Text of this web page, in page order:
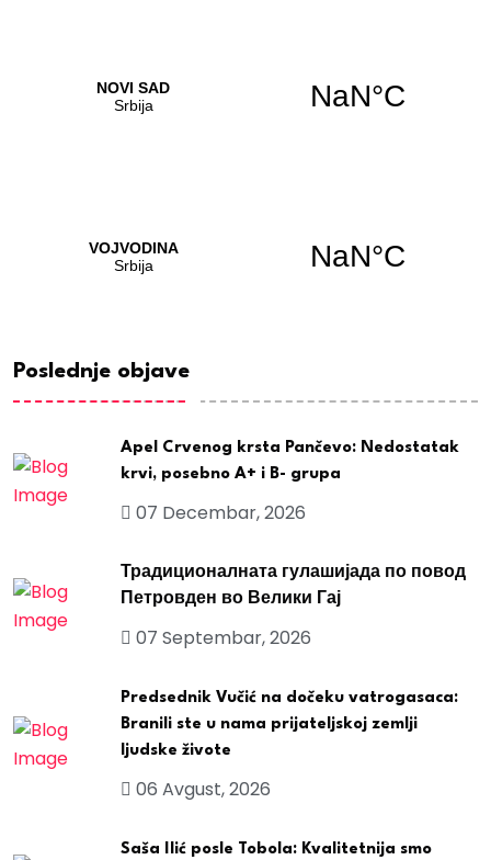
Poslednje objave
Apel Crvenog krsta Pančevo: Nedostatak
krvi, posebno A+ i B- grupa
07 Decembar, 2026
Традиционалната гулашијада по повод
Петровден во Велики Гај
07 Septembar, 2026
Predsednik Vučić na dočeku vatrogasaca:
Branili ste u nama prijateljskoj zemlji
ljudske živote
06 Avgust, 2026
Saša Ilić posle Tobola: Kvalitetnija smo